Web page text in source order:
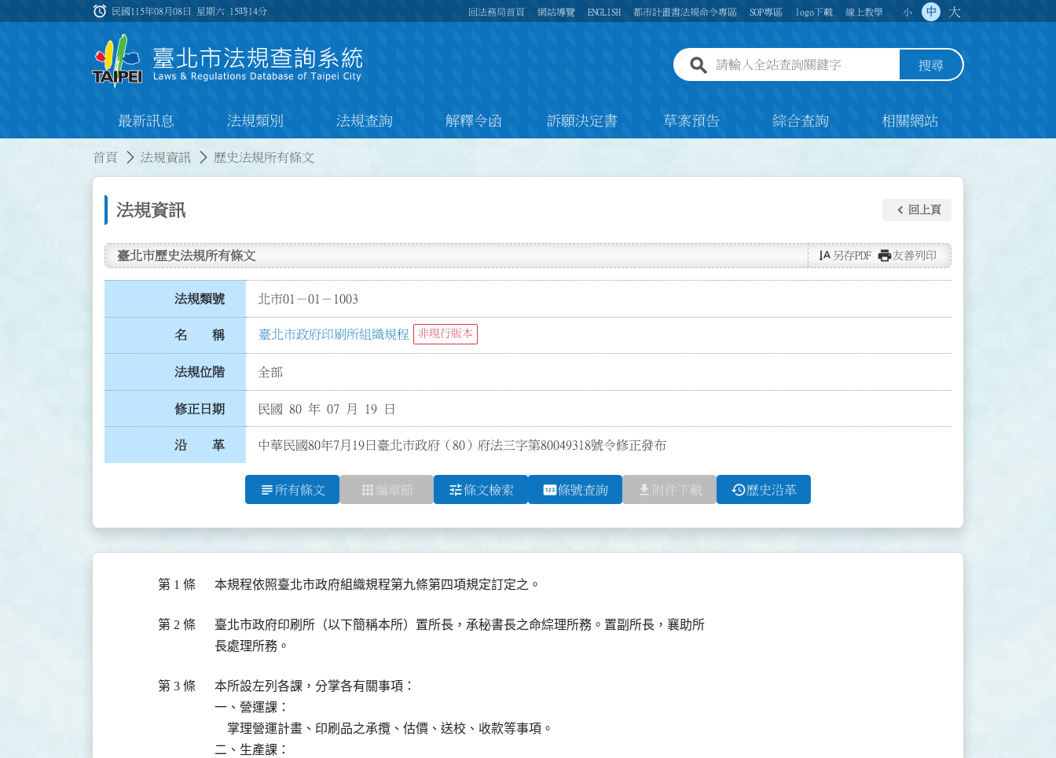
:::
alarm 民國115年08月08日 星期六 15時14分 回法務局首頁 網站導覽 ENGLISH 都市計畫書法規命令專區 SOP專區 logo下載 線上教學 小 中 大
全站查詢關鍵字欄位 搜尋
最新訊息 法規類別 法規查詢 解釋令函 訴願決定書 草案預告 綜合查詢 相關網站
首頁 法規資訊 歷史法規所有條文
法規資訊 keyboard_arrow_left 回上頁
臺北市歷史法規所有條文 text_rotate_vertical 另存PDF print友善列印
法規類號 北市01－01－1003
名 稱 臺北市政府印刷所組織規程 非現行版本
法規位階 全部
修正日期 民國 80 年 07 月 19 日
沿 革 中華民國80年7月19日臺北市政府（80）府法三字第80049318號令修正發布
subject 所有條文 apps 編章節 tune條文檢索 pin條號查詢 file_download 附件下載 history歷史沿革
第 1 條
第 2 條
  臺北市政府印刷所（以下簡稱本所）置所長，承秘書長之命綜理所務。置副所長，襄助所
第 3 條
  本所設左列各課，分掌各有關事項：
  一、營運課：
      掌理營運計畫、印刷品之承攬、估價、送校、收款等事項。
  二、生產課：